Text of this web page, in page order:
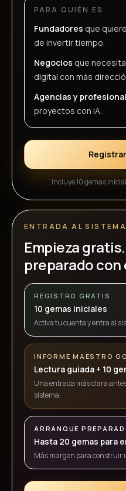
PARA QUIÉN ES
Fundadores que
de invertir tiempo.
Negocios que
digital con más
Agencias y
proyectos con IA.
Incluye 10 gemas
ENTRADA AL SISTEMA
Empieza
preparado con
REGISTRO GRATIS
10 gemas iniciales
Activa tu cuenta y entra al
INFORME MAESTRO
Lectura guiada + 10
Una entrada más clara
sistema.
ARRANQUE
Hasta 20 gemas para
Más margen para construir